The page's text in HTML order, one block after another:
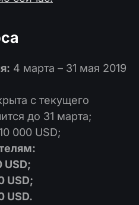
4 марта – 31 мая 2019
с текущего
до 31 марта;
10 000 USD;
USD;
USD;
USD.